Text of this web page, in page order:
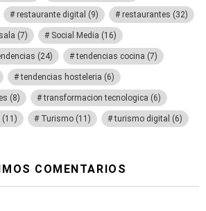
restaurante digital (9) restaurantes (32)
sala (7) Social Media (16)
(24) tendencias cocina (7)
tendencias hosteleria (6)
(8) transformacion tecnologica (6)
(11) Turismo (11) turismo digital (6)
COMENTARIOS